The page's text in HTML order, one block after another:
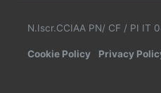
N.Iscr.CCIAA PN/ CF / PI IT
Cookie Policy Privacy